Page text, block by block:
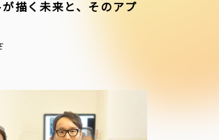
描く未来と、そのアプ